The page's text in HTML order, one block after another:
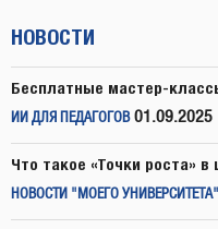
НОВОСТИ
Бесплатные мастер-
ИИ ДЛЯ ПЕДАГОГОВ 01.09.2025
Что такое «Точки роста»
НОВОСТИ "МОЕГО УНИВЕРСИТЕТА"